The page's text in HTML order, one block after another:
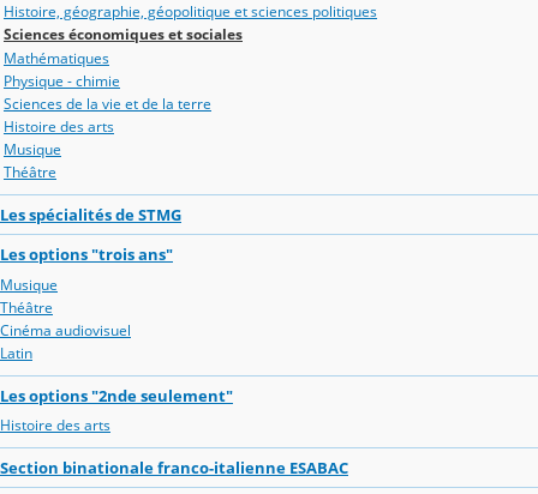
Histoire, géographie, géopolitique et sciences politiques
Sciences économiques et sociales
Mathématiques
Physique - chimie
Sciences de la vie et de la terre
Histoire des arts
Musique
Théâtre
Les spécialités de STMG
Les options "trois ans"
Musique
Théâtre
Cinéma audiovisuel
Latin
Les options "2nde seulement"
Histoire des arts
Section binationale franco-italienne ESABAC